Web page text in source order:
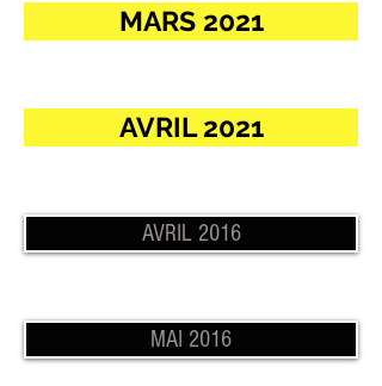
MARS 2021
AVRIL 2021
AVRIL 2016
MAI 2016